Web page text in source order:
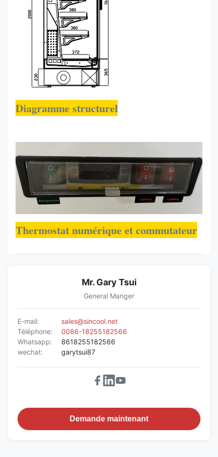
Diagramme structurel
Thermostat numérique et commutateur
Mr. Gary Tsui
General Manger
E-mail:
sales@sincool.net
Téléphone:
0086-18255182566
Whatsapp:
8618255182566
wechat:
garytsui87
Demande maintenant